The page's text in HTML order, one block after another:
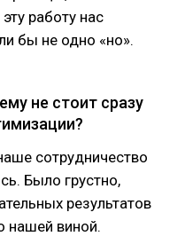
работу нас
бы не одно «но».
не стоит сразу
сотрудничество
Было грустно,
результатов
нашей виной.